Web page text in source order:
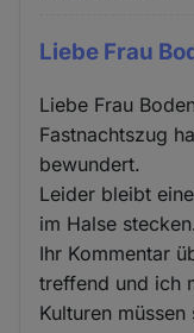
Liebe Frau
Liebe Frau
Fastnachtszug
bewundert.
Leider bleibt
im Halse stecken.
Ihr Kommentar
treffend und ich
Kulturen